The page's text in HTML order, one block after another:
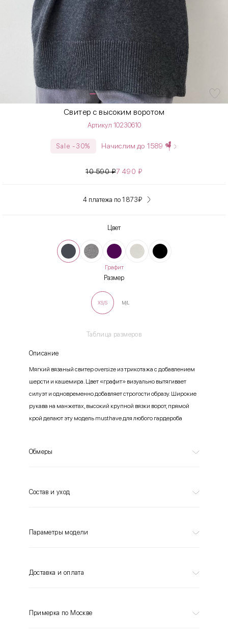
Свитер с высоким воротом
Артикул 10230610
Sale -30% Начислим до 1589
10 590₽7 490₽
4 платежа по 1 873₽
Цвет
Графит
Размер
Таблица размеров
XS/S M/L
Описание
Мягкий вязаный свитер oversize из трикотажа с добавлением
шерсти и кашемира. Цвет «графит» визуально вытягивает
силуэт и одновременно добавляет строгости образу. Широкие
рукава на манжетах, высокий крупной вязки ворот, прямой
крой делают эту модель musthave для любого гардероба
Обмеры
Состав и уход
Параметры модели
Доставка и оплата
Примерка по Москве